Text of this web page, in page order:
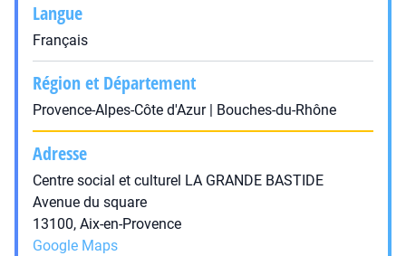
Langue
Français
Région et Département
Provence-Alpes-Côte d'Azur | Bouches-du-Rhône
Adresse
Centre social et culturel LA GRANDE BASTIDE
Avenue du square
13100, Aix-en-Provence
Google Maps